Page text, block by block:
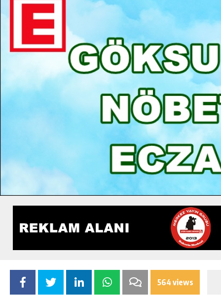
564 views